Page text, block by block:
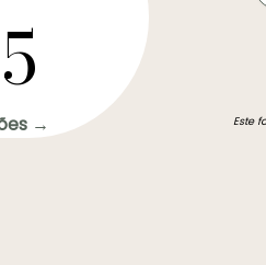
→ Este